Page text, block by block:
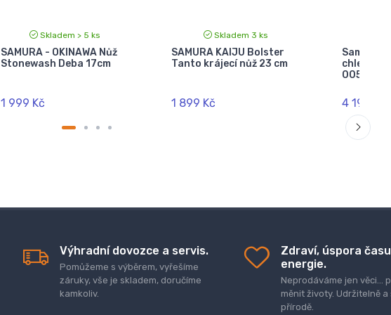
Skladem > 5 ks
SAMURA - OKINAWA Nůž
Stonewash Deba 17cm
1 999 Kč
Skladem 3 ks
SAMURA KAIJU Bolster
Tanto krájecí nůž 23 cm
1 899 Kč
Samura
chleba
0055)
4 199 Kč
Výhradní dovozce a servis.
Pomůžeme s výběrem, vyřešíme
záruky, vše je skladem, doručíme
kamkoliv.
Zdraví, úspora
energie.
Neprodáváme jen věci...
měnit životy. Udržitelně a
přírodě.